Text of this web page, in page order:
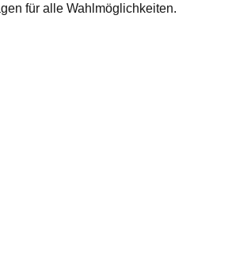
für alle Wahlmöglichkeiten.